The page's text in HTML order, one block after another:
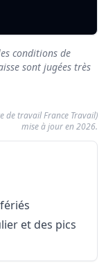
conditions de
sont jugées très
de travail France Travail)
mise à jour en 2026.
conditions
Travail
Port de
métier Hôte /
et des pics